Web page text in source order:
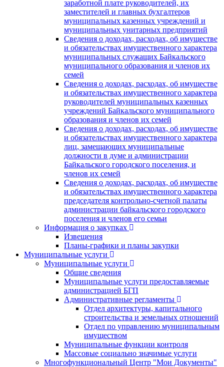
заработной плате руководителей, их
заместителей и главных бухгалтеров
муниципальных казенных учреждений и
муниципальных унитарных предприятий
Сведения о доходах, расходах, об имуществе
и обязательствах имущественного характера
муниципальных служащих Байкальского
муниципального образования и членов их
семей
Сведения о доходах, расходах, об имуществе
и обязательствах имущественного характера
руководителей муниципальных казенных
учреждений Байкальского муниципального
образования и членов их семей
Сведения о доходах, расходах, об имуществе
и обязательствах имущественного характера
лиц, замещающих муниципальные
должности в думе и администрации
Байкальского городского поселения, и
членов их семей
Сведения о доходах, расходах, об имуществе
и обязательствах имущественного характера
председателя контрольно-счетной палаты
администрации байкальского городского
поселения и членов его семьи
Информация о закупках
Извещения
Планы-графики и планы закупки
Муниципальные услуги
Муниципальные услуги
Общие сведения
Муниципальные услуги предоставляемые
администрацией БГП
Административные регламенты
Отдел архитектуры, капитального
строительства и земельных отношений
Отдел по управлению муниципальным
имуществом
Муниципальные функции контроля
Массовые социально значимые услуги
Многофункциональный Центр "Мои Документы"